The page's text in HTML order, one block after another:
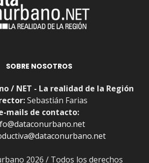
SOBRE NOSOTROS
/ NET - La realidad de la Región
Sebastián Farias
mails de contacto:
2026 / Todos los derechos